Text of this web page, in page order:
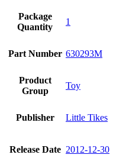
Package
Quantity
1
Part Number 630293M
Product
Group
Toy
Publisher Little Tikes
Release Date 2012-12-30